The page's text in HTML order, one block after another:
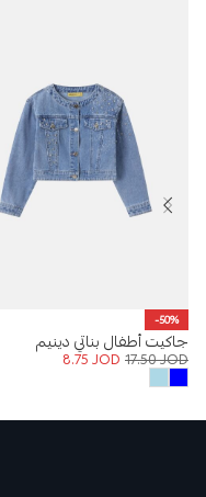
-50%
جاكيت أطفال بناتي دينيم
17.50JOD
8.75JOD